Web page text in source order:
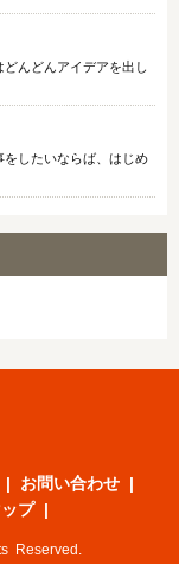
んどんアイデアを出し
したいならば、はじめ
お問い合わせ
プ
Reserved.